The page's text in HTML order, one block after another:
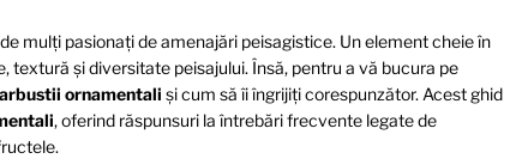
mulți pasionați de amenajări peisagistice. Un element cheie în
și diversitate peisajului. Însă, pentru a vă bucura pe
ornamentali și cum să îi îngrijiți corespunzător. Acest ghid
, oferind răspunsuri la întrebări frecvente legate de